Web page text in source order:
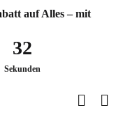
auf Alles – mit
31
Sekunden